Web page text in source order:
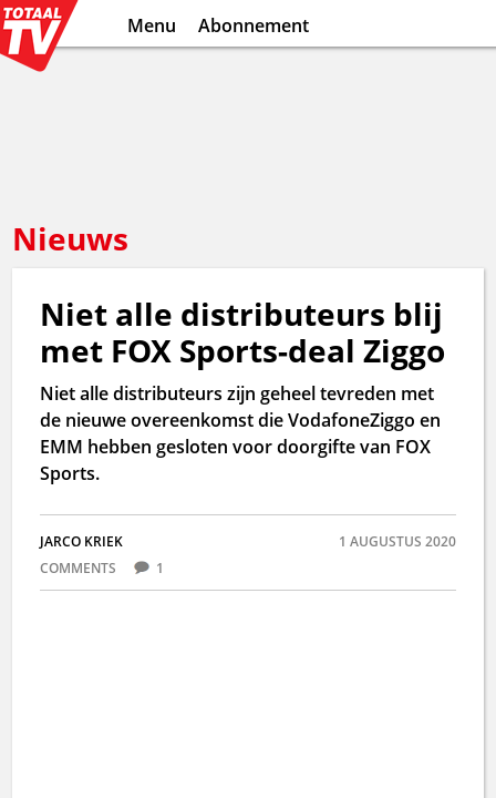
Menu Abonnement
Nieuws
Niet alle distributeurs blij
met FOX Sports-deal Ziggo
Niet alle distributeurs zijn geheel tevreden met
de nieuwe overeenkomst die VodafoneZiggo en
EMM hebben gesloten voor doorgifte van FOX
Sports.
JARCO KRIEK
1 AUGUSTUS 2020
COMMENTS
1